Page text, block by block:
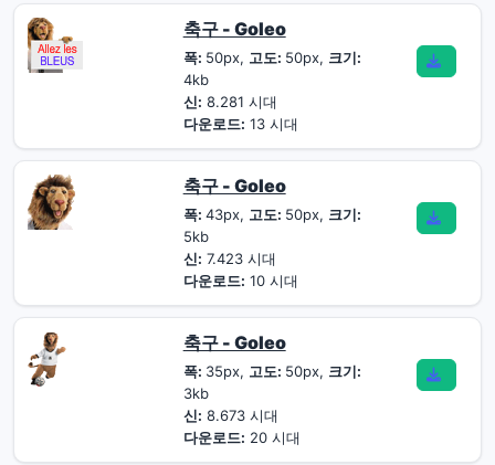
축구 - Goleo
폭: 50px, 고도: 50px, 크기:
4kb
신: 8.281 시대
다운로드: 13 시대
축구 - Goleo
폭: 43px, 고도: 50px, 크기:
5kb
신: 7.423 시대
다운로드: 10 시대
축구 - Goleo
폭: 35px, 고도: 50px, 크기:
3kb
신: 8.673 시대
다운로드: 20 시대